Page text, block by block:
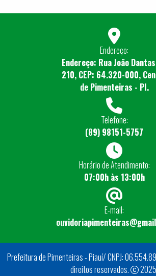
Endereço:
Endereço: Rua João
210, CEP: 64.320-000,
de Pimenteiras - PI.
Telefone:
(89) 98151-5757
Horário de Atendimento:
07:00h às 13:00h
E-mail:
Prefeitura de Pimenteiras - Piauí/ CNPJ:
direitos reservados.